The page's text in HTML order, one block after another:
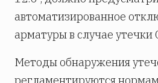
автоматизированное
арматуры в случае утечки
Методы обнаружения